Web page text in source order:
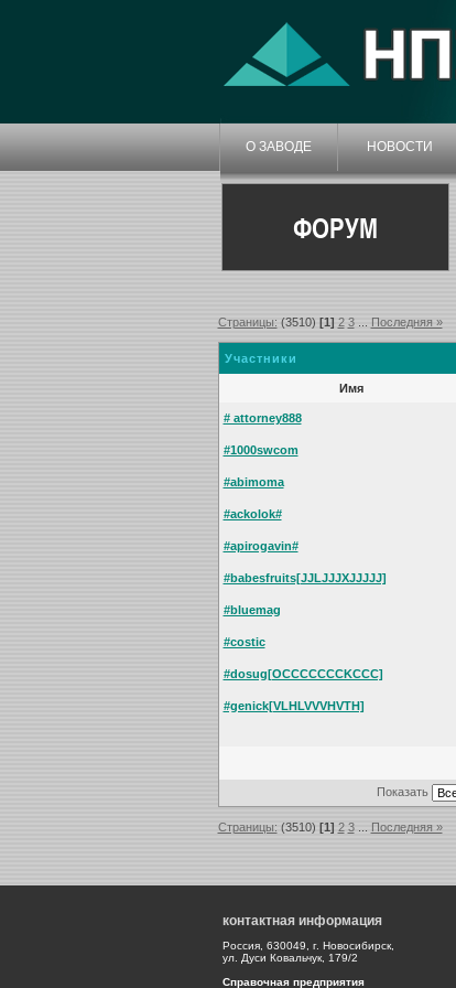
О ЗАВОДЕ НОВОСТИ
ФОРУМ
Страницы: (3510) [1] 2 3... Последняя »
Участники
Имя
# attorney888
#1000swcom
#abimoma
#ackolok#
#apirogavin#
#babesfruits[JJLJJJXJJJJJ]
#bluemag
#costic
#dosug[OCCCCCCCKCCC]
#genick[VLHLVVVHVTH]
Показать
Страницы: (3510) [1] 2 3...
Последняя »
контактная информация
Россия, 630049, г. Новосибирск,
ул. Дуси Ковальчук, 179/2
Справочная предприятия